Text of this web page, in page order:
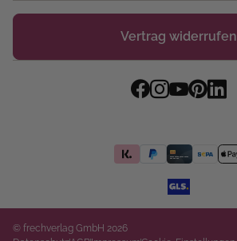
Vertrag widerrufen
© frechverlag GmbH 2026